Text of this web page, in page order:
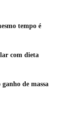
tempo é
com dieta
de massa